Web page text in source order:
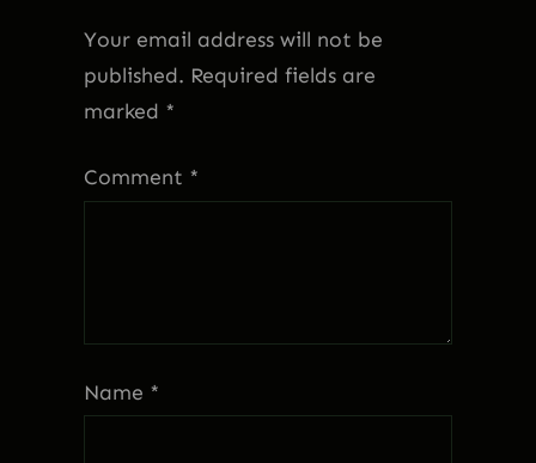
Your email address will not be
published. Required fields are
marked *
Comment *
Name *